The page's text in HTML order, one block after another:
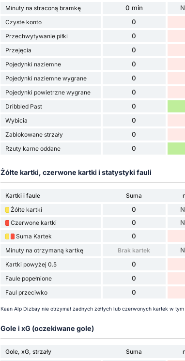
Minuty na straconą bramkę 0 min
Czyste konto 0
Przechwytywanie piłki 0
Przejęcia 0
Pojedynki naziemne 0
Pojedynki naziemne wygrane 0
Pojedynki powietrzne wygrane 0
Dribbled Past 0
Wybicia 0
Zablokowane strzały 0
Rzuty karne oddane 0
Żółte kartki, czerwone kartki i statystyki fauli
Kartki i faule Suma
Żółte kartki
0
Czerwone kartki 0
Suma Kartek 0
Minuty na otrzymaną kartkę Brak kartek
Kartki powyżej 0.5 0
Faule popełnione 0
Faul przeciwko 0
Kaan Alp Dizbay nie otrzymał żadnych żółtych lub czerwonych kartek w tym
Gole i xG (oczekiwane gole)
Gole, xG, strzały Suma